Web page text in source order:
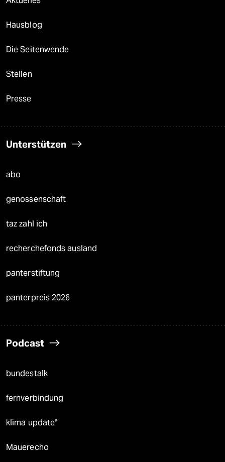
Hausblog
Die Seitenwende
Stellen
Presse
Unterstützen
abo
genossenschaft
taz zahl ich
recherchefonds ausland
panterstiftung
panterpreis 2026
Podcast
bundestalk
fernverbindung
klima update°
Mauerecho